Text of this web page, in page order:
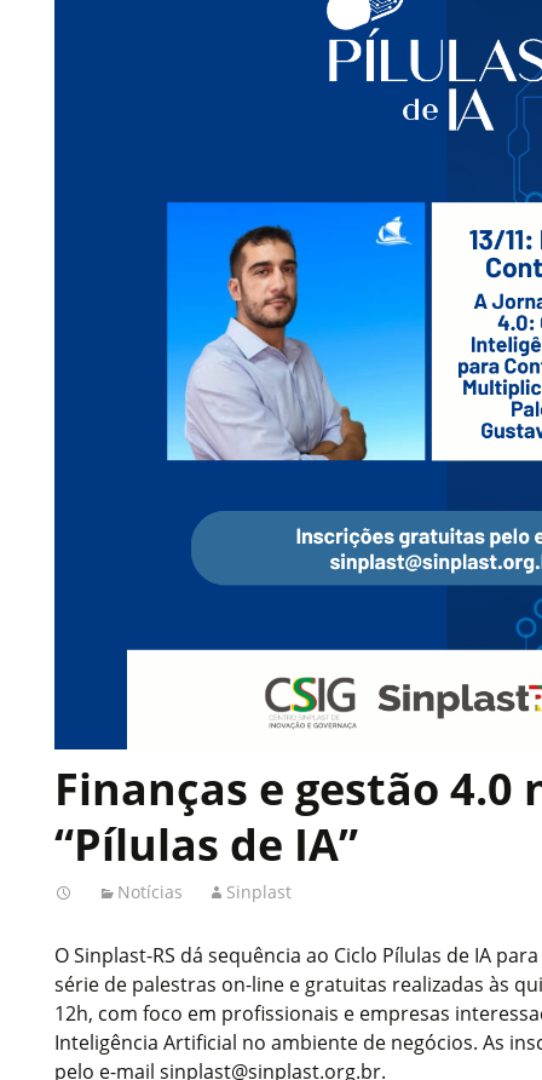
Finanças e gestão 4.0
“Pílulas de IA”
Notícias Sinplast
O Sinplast-RS dá sequência ao Ciclo Pílulas de IA
série de palestras on-line e gratuitas realizadas às
12h, com foco em profissionais e empresas
Inteligência Artificial no ambiente de negócios. As
pelo e-mail sinplast@sinplast.org.br.